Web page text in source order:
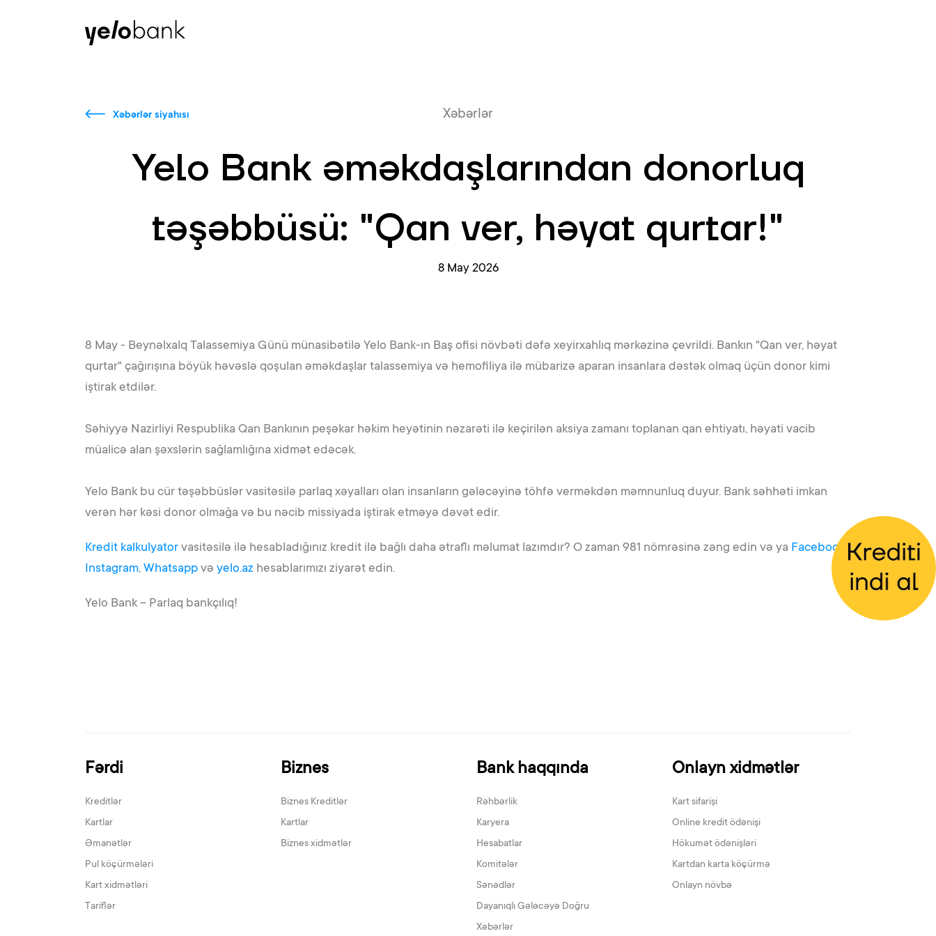
Xəbərlər siyahısı Xəbərlər
Yelo Bank əməkdaşlarından donorluq
təşəbbüsü: "Qan ver, həyat qurtar!"
8 May 2026
8 May - Beynəlxalq Talassemiya Günü münasibətilə Yelo Bank-ın Baş ofisi növbəti dəfə xeyirxahlıq mərkəzinə çevrildi. Bankın "Qan ver, həyat
qurtar" çağırışına böyük həvəslə qoşulan əməkdaşlar talassemiya və hemofiliya ilə mübarizə aparan insanlara dəstək olmaq üçün donor kimi
iştirak etdilər.
Səhiyyə Nazirliyi Respublika Qan Bankının peşəkar həkim heyətinin nəzarəti ilə keçirilən aksiya zamanı toplanan qan ehtiyatı, həyati vacib
müalicə alan şəxslərin sağlamlığına xidmət edəcək.
Yelo Bank bu cür təşəbbüslər vasitəsilə parlaq xəyalları olan insanların gələcəyinə töhfə verməkdən məmnunluq duyur. Bank səhhəti imkan
verən hər kəsi donor olmağa və bu nəcib missiyada iştirak etməyə dəvət edir.
Kredit kalkulyator vasitəsilə ilə hesabladığınız kredit ilə bağlı daha ətraflı məlumat lazımdır? O zaman 981 nömrəsinə zəng edin və ya Facebook
Instagram, Whatsapp və yelo.az hesablarımızı ziyarət edin.
Yelo Bank – Parlaq bankçılıq!
Fərdi
Kreditlər
Kartlar
Əmanətlər
Pul köçürmələri
Kart xidmətləri
Tariflər
Biznes
Biznes Kreditlər
Kartlar
Biznes xidmətlər
Bank haqqında
Rəhbərlik
Karyera
Hesabatlar
Komitələr
Sənədlər
Dayanıqlı Gələcəyə Doğru
Xəbərlər
Onlayn xidmətlər
Kart sifarişi
Online kredit ödənişi
Hökumət ödənişləri
Kartdan karta köçürmə
Onlayn növbə